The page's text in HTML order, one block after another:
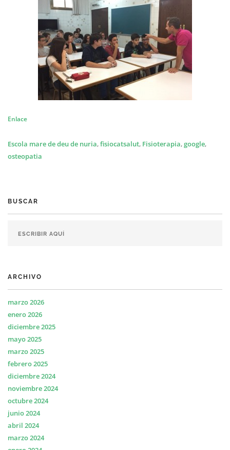
Enlace
Escola mare de deu de nuria,fisiocatsalut, Fisioterapia,google,
osteopatia
BUSCAR
ARCHIVO
marzo 2026
enero 2026
diciembre 2025
mayo 2025
marzo 2025
febrero 2025
diciembre 2024
noviembre 2024
octubre 2024
junio 2024
abril 2024
marzo 2024